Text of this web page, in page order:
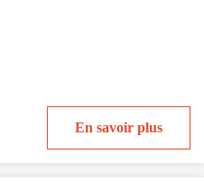
En savoir plus